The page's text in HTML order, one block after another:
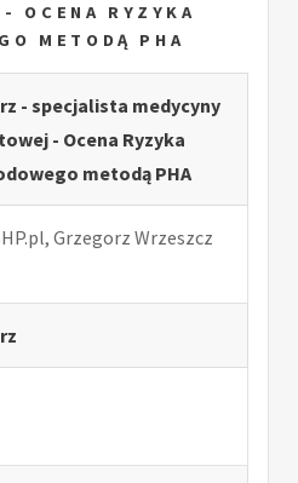
OCENA RYZYKA
METODĄ PHA
- specjalista medycyny
- Ocena Ryzyka
metodą PHA
Grzegorz Wrzeszcz